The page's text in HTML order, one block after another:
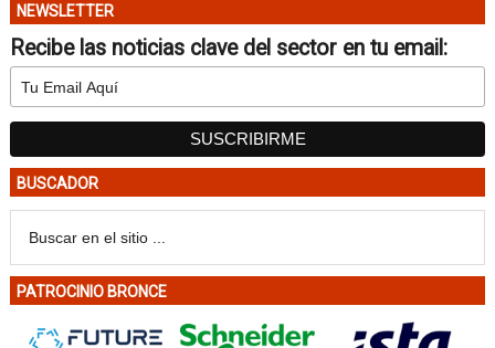
NEWSLETTER
Recibe las noticias clave del sector en tu email:
BUSCADOR
PATROCINIO BRONCE